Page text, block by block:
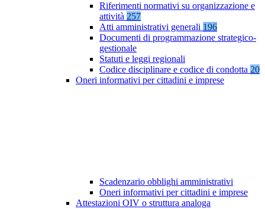
Riferimenti normativi su organizzazione e
attività 257
Atti amministrativi generali 196
Documenti di programmazione strategico-
gestionale
Statuti e leggi regionali
Codice disciplinare e codice di condotta 20
Oneri informativi per cittadini e imprese
Scadenzario obblighi amministrativi
Oneri informativi per cittadini e imprese
Attestazioni OIV o struttura analoga